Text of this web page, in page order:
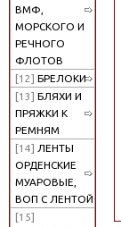
ВМФ,
МОРСКОГО И
РЕЧНОГО
ФЛОТОВ
[12] БРЕЛОКИ
[13] БЛЯХИ И
ПРЯЖКИ К
РЕМНЯМ
[14] ЛЕНТЫ
ОРДЕНСКИЕ
МУАРОВЫЕ,
ВОП С ЛЕНТОЙ
[15]